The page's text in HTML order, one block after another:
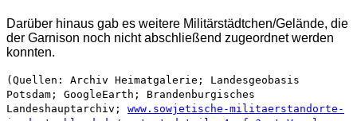
Darüber hinaus gab es weitere Militärstädtchen/Gelände, die
der Garnison noch nicht abschließend zugeordnet werden
konnten.
(Quellen: Archiv Heimatgalerie; Landesgeobasis
Potsdam; GoogleEarth; Brandenburgisches
Landeshauptarchiv; www.sowjetische-militaerstandorte-